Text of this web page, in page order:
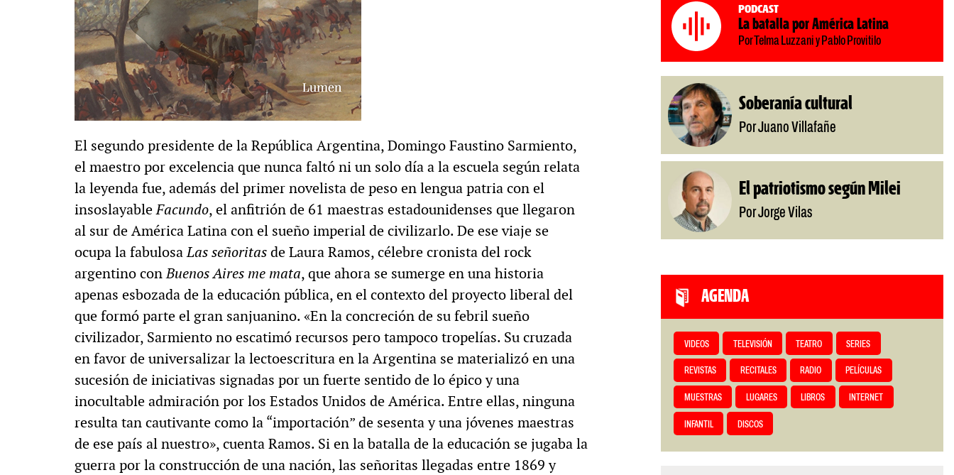
El segundo presidente de la República Argentina, Domingo Faustino Sarmiento,
el maestro por excelencia que nunca faltó ni un solo día a la escuela según relata
la leyenda fue, además del primer novelista de peso en lengua patria con el
insoslayableFacundo, el anfitrión de 61 maestras estadounidenses que llegaron
al sur de América Latina con el sueño imperial de civilizarlo. De ese viaje se
ocupa la fabulosaLas señoritasde Laura Ramos, célebre cronista del rock
argentino conBuenos Aires me mata, que ahora se sumerge en una historia
apenas esbozada de la educación pública, en el contexto del proyecto liberal del
que formó parte el gran sanjuanino. «En la concreción de su febril sueño
civilizador, Sarmiento no escatimó recursos pero tampoco tropelías. Su cruzada
en favor de universalizar la lectoescritura en la Argentina se materializó en una
sucesión de iniciativas signadas por un fuerte sentido de lo épico y una
inocultable admiración por los Estados Unidos de América. Entre ellas, ninguna
resulta tan cautivante como la “importación” de sesenta y una jóvenes maestras
de ese país al nuestro», cuenta Ramos. Si en la batalla de la educación se jugaba la
guerra por la construcción de una nación, las señoritas llegadas entre 1869 y
Podcast
La batalla por América Latina
Por Telma Luzzani y Pablo Provitilo
Soberanía cultural
Por Juano Villafañe
El patriotismo según Milei
Por Jorge Vilas
AGENDA
VIDEOS TELEVISIÓN TEATRO SERIES
REVISTAS RECITALES RADIO PELÍCULAS
MUESTRAS LUGARES LIBROS INTERNET
INFANTIL DISCOS